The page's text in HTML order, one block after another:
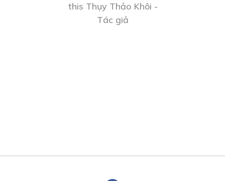
this Thụy Thảo Khôi -
Tác giả